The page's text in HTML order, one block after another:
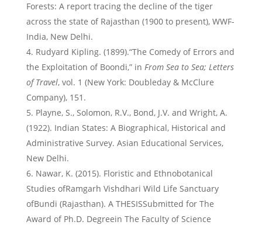
Forests: A report tracing the decline of the tiger
across the state of Rajasthan (1900 to present), WWF-
India, New Delhi.
Rudyard Kipling. (1899).“The Comedy of Errors and
the Exploitation of Boondi,” in From Sea to Sea; Letters
of Travel, vol. 1 (New York: Doubleday & McClure
Company), 151.
Playne, S., Solomon, R.V., Bond, J.V. and Wright, A.
(1922). Indian States: A Biographical, Historical and
Administrative Survey. Asian Educational Services,
New Delhi.
Nawar, K. (2015). Floristic and Ethnobotanical
Studies ofRamgarh Vishdhari Wild Life Sanctuary
ofBundi (Rajasthan). A THESISSubmitted for The
Award of Ph.D. Degreein The Faculty of Science